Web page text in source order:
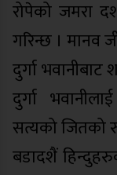
रोपेको जमरा
गरिन्छ । मानव
दुर्गा भवानीबाट
दुर्गा
सत्यको जितको
बडादशैं